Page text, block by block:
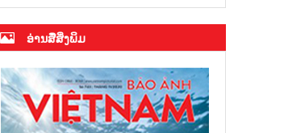
ອ່ານສື່ສິ່ງພິມ